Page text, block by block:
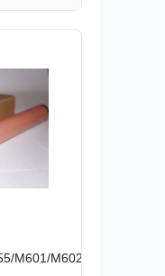
M601/M602/M603